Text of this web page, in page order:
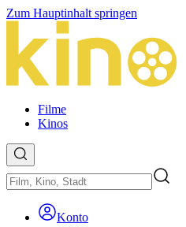
Zum Hauptinhalt springen
Filme
Kinos
Konto